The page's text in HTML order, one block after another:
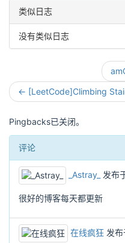
类似日志
没有类似日志
← [LeetCode]Climbing
Pingbacks已关闭。
评论
_Astray_ 发布
很好的博客每天都更新
在线疯狂 发